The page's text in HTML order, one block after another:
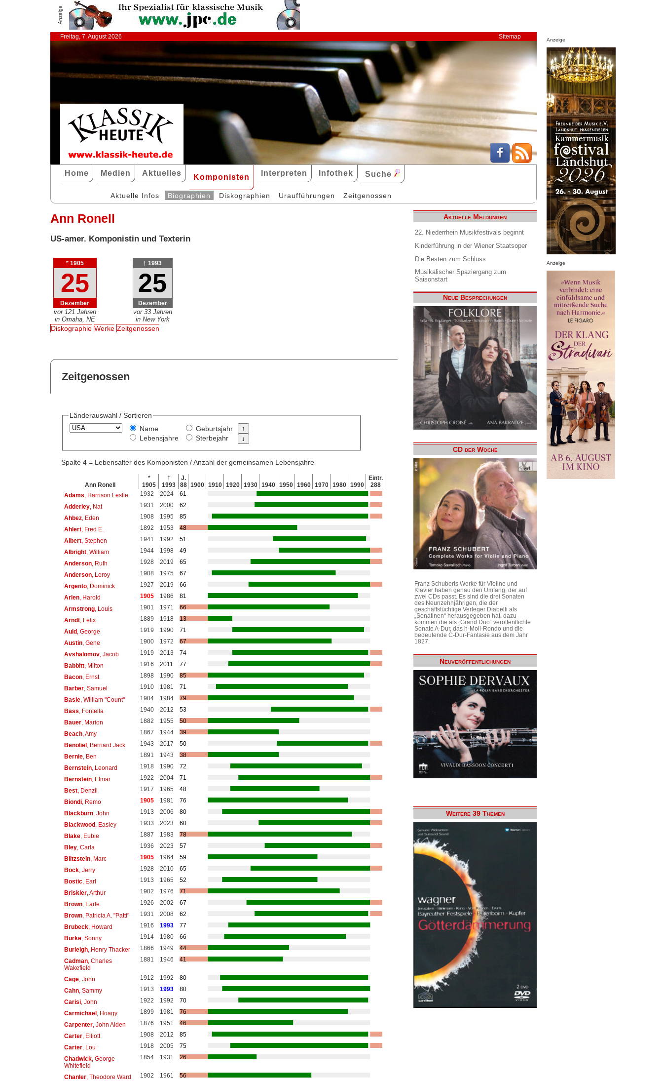
Anzeige
Freitag, 7. August 2026 Sitemap
Home Medien Aktuelles Komponisten Interpreten Infothek Suche
Aktuelle Infos Biographien Diskographien Uraufführungen Zeitgenossen
Ann Ronell
US-amer. Komponistin und Texterin
* 1905
25
Dezember
vor 121 Jahren
in Omaha, NE
† 1993
25
Dezember
vor 33 Jahren
in New York
Diskographie Werke Zeitgenossen
Zeitgenossen
Länderauswahl / Sortieren
Name
Lebensjahre
Geburtsjahr
Sterbejahr
Spalte 4 = Lebensalter des Komponisten / Anzahl der gemeinsamen Lebensjahre
Ann Ronell
*
1905
†
1993
J.
88 1900 1910 1920 1930 1940 1950 1960 1970 1980 1990
Eintr.
288
Adams , Harrison Leslie 1932 2024
61
Adderley, Nat 1931 2000
62
Ahbez, Eden 1908 1995
85
Ahlert, Fred E. 1892 1953
48
Albert, Stephen 1941 1992
51
Albright, William 1944 1998
49
Anderson, Ruth 1928 2019
65
Anderson, Leroy 1908 1975
67
Argento, Dominick 1927 2019
66
Arlen, Harold 1905 1986
81
Armstrong, Louis 1901 1971
66
Arndt, Felix 1889 1918
13
Auld, George 1919 1990
71
Austin, Gene 1900 1972
67
Avshalomov, Jacob 1919 2013
74
Babbitt, Milton 1916 2011
77
Bacon, Ernst 1898 1990
85
Barber, Samuel 1910 1981
71
Basie, William "Count" 1904 1984
79
Bass , Fontella 1940 2012
53
Bauer, Marion 1882 1955
50
Beach, Amy 1867 1944
39
Benoliel, Bernard Jack 1943 2017
50
Bernie, Ben 1891 1943
38
Bernstein, Leonard 1918 1990
72
Bernstein, Elmar 1922 2004
71
Best, Denzil 1917 1965
48
Biondi, Remo 1905 1981
76
Blackburn, John 1913 2006
80
Blackwood, Easley 1933 2023
60
Blake, Eubie 1887 1983
78
Bley, Carla 1936 2023
57
Blitzstein, Marc 1905 1964
59
Bock, Jerry 1928 2010
65
Bostic, Earl 1913 1965
52
Briskier, Arthur 1902 1976
71
Brown, Earle 1926 2002
67
Brown, Patricia A. "Patti" 1931 2008
62
Brubeck, Howard 1916 1993
77
Burke, Sonny 1914 1980
66
Burleigh, Henry Thacker 1866 1949
44
Cadman, Charles
Wakefield
1881 1946 41
Cage, John 1912 1992
80
Cahn, Sammy 1913 1993
80
Carisi, John 1922 1992
70
Carmichael, Hoagy 1899 1981
76
Carpenter, John Alden 1876 1951
46
Carter, Elliott 1908 2012
85
Carter, Lou 1918 2005
75
Chadwick, George
Whitefield
1854 1931 26
Chanler, Theodore Ward 1902 1961
56
Aktuelle Meldungen
22. Niederrhein Musikfestivals beginnt
Kinderführung in der Wiener Staatsoper
Die Besten zum Schluss
Musikalischer Spaziergang zum
Saisonstart
Neue Besprechungen
CD der Woche
Franz Schuberts Werke für Violine und
Klavier haben genau den Umfang, der auf
zwei CDs passt. Es sind die drei Sonaten
des Neunzehnjährigen, die der
geschäftstüchtige Verleger Diabelli als
„Sonatinen“ herausgegeben hat, dazu
kommen die als „Grand Duo“ veröffentlichte
Sonate A-Dur, das h-Moll-Rondo und die
bedeutende C-Dur-Fantasie aus dem Jahr
1827.
Neuveröffentlichungen
Weitere 39 Themen
Anzeige
Anzeige